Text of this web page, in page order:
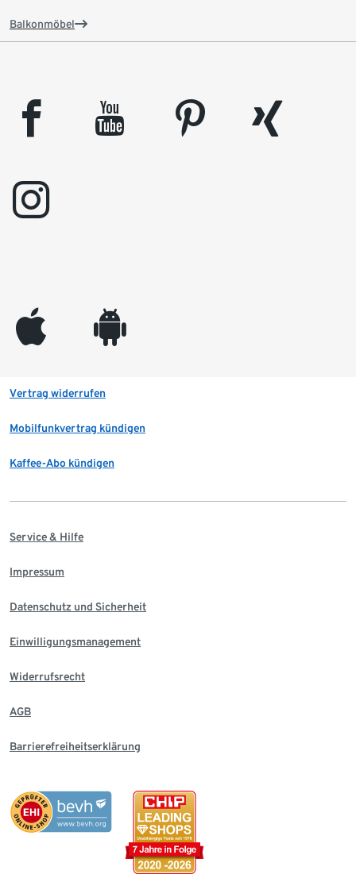
Balkonmöbel
facebook youtube pinterest
xing
instagram
appleinc android
Vertrag widerrufen
Mobilfunkvertrag kündigen
Kaffee-Abo kündigen
Service & Hilfe
Impressum
Datenschutz und Sicherheit
Einwilligungsmanagement
Widerrufsrecht
AGB
Barrierefreiheitserklärung